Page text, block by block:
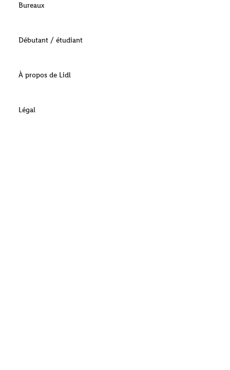
Bureaux
Débutant / étudiant
À propos de Lidl
Légal